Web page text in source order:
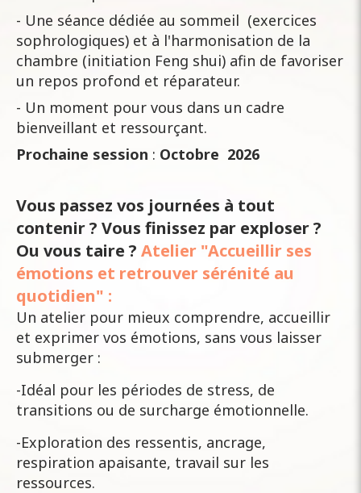
- Une séance dédiée au sommeil (exercices
sophrologiques) et à l'harmonisation de la
chambre (initiation Feng shui) afin de favoriser
un repos profond et réparateur.
- Un moment pour vous dans un cadre
bienveillant et ressourçant.
Prochaine session : Octobre 2026
Vous passez vos journées à tout
contenir ? Vous finissez par exploser ?
Ou vous taire ? Atelier "Accueillir ses
émotions et retrouver sérénité au
quotidien" :
Un atelier pour mieux comprendre, accueillir
et exprimer vos émotions, sans vous laisser
submerger :
-Idéal pour les périodes de stress, de
transitions ou de surcharge émotionnelle.
-Exploration des ressentis, ancrage,
respiration apaisante, travail sur les
ressources.